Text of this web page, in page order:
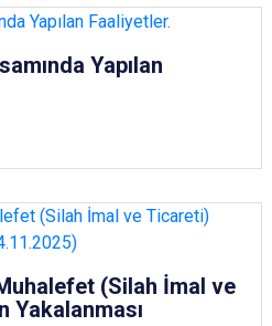
Yapılan
(Silah İmal ve
Yakalanması